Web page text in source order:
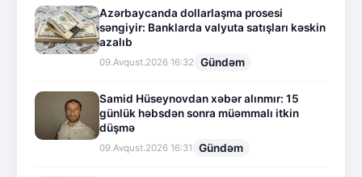
Azərbaycanda dollarlaşma prosesi
səngiyir: Banklarda valyuta satışları kəskin
azalıb
09.Avqust.2026 16:32 Gündəm
Samid Hüseynovdan xəbər alınmır: 15
günlük həbsdən sonra müəmmalı itkin
düşmə
09.Avqust.2026 16:31 Gündəm